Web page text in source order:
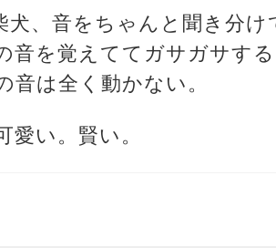
犬、音をちゃんと聞き分
音を覚えててガサガサす
音は全く動かない。
愛い。賢い。